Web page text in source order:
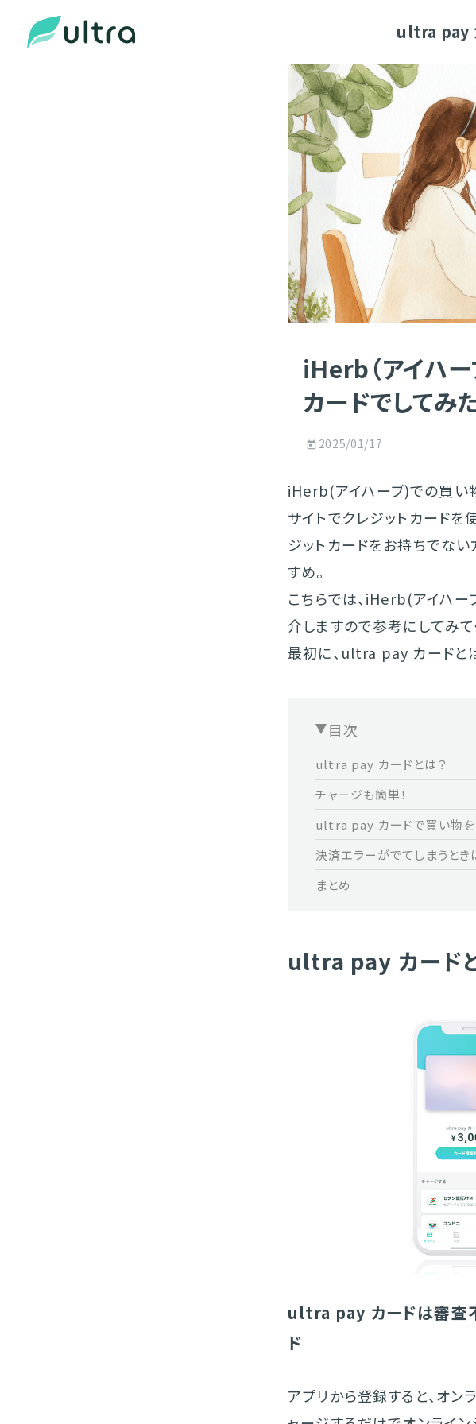
ultra pay
iHerb（アイハ
カードでしてみ
2025/01/17
iHerb(アイハーブ)での買い
サイトでクレジットカード
ジットカードをお持ちでな
すめ。
こちらでは、iHerb(アイハ
介しますので参考にしてみて
最初に、ultra pay カードと
目次
ultra pay カードとは？
チャージも簡単！
ultra pay カードで買い物を
決済エラーがでてしまうとき
まとめ
ultra pay カード
ultra pay カードは審査
ド
アプリから登録すると、オン